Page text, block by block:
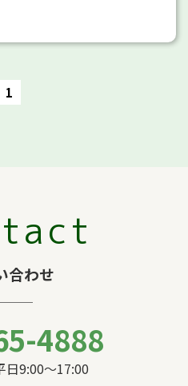
1
合わせ
4888
日9:00〜17:00